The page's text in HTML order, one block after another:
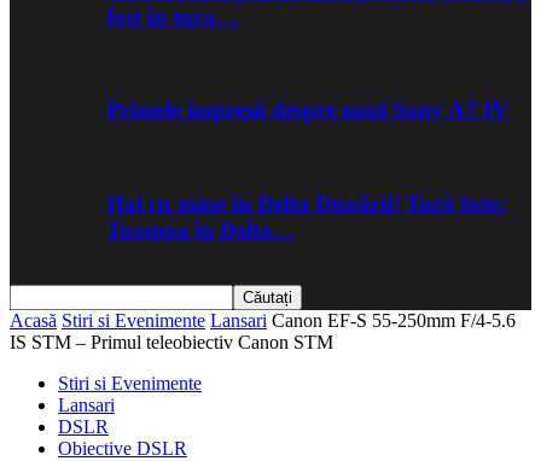
fost în tura…
Primele impresii despre noul Sony A7 IV
Hai cu mine în Delta Dunării! Tură foto:
Toamna în Delta…
Acasă Stiri si Evenimente Lansari Canon EF-S 55-250mm F/4-5.6
IS STM – Primul teleobiectiv Canon STM
Stiri si Evenimente
Lansari
DSLR
Obiective DSLR